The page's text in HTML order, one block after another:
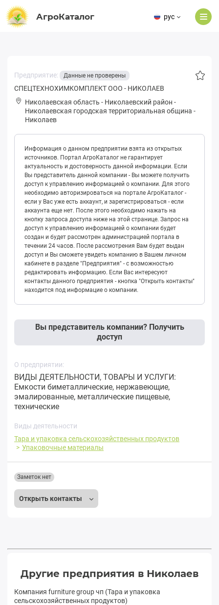
АгроКаталог рус
Предприятие: Данные не проверены
СПЕЦТЕХНОХИМКОМПЛЕКТ ООО - НИКОЛАЕВ
Николаевская область - Николаевский район -
Николаевская городская территориальная община -
Николаев
Информация о данном предприятии взята из открытых
источников. Портал АгроКаталог не гарантирует
актуальность и достоверность данной информации. Если
Вы представитель данной компании - Вы можете получить
доступ к управлению информацией о компании. Для этого
необходимо авторизироваться на портале АгроКаталог -
если у Вас уже есть аккаунт, и зарегистрироваться - если
аккаунта еще нет. После этого необходимо нажать на
кнопку запроса доступа ниже на этой странице. Запрос на
доступ к управлению информацией о компании будет
создан и будет рассмотрен администрацией портала в
течении 24 часов. После рассмотрения Вам будет выдан
доступ и Вы сможете увидеть компанию в Вашем личном
кабинете в разделе "Предприятия" - с возможностью
редактировать информацию. Если Вас интересуют
контакты данного предприятия - кнопка "Открыть контакты"
находится под информацие о компании.
Вы представитель компании? Получить
доступ
О предприятии:
ВИДЫ ДЕЯТЕЛЬНОСТИ, ТОВАРЫ И УСЛУГИ:
Емкости биметаллические, нержавеющие,
эмалированные, металлические пищевые,
технические
Виды деятельности
Тара и упаковка сельскохозяйственных продуктов
Упаковочные материалы
Открыть контакты
Заметок нет
Другие предприятия в Николаев
Компания furniture group чп (Тара и упаковка
сельскохозяйственных продуктов)